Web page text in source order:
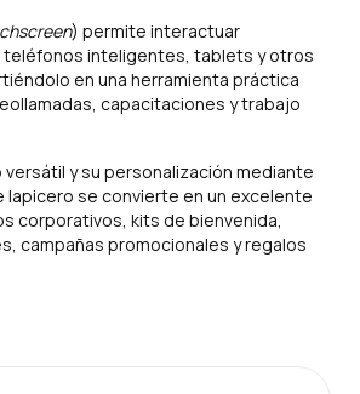
) permite interactuar
inteligentes, tablets y otros
en una herramienta práctica
capacitaciones y trabajo
versátil y su personalización mediante
lapicero se convierte en un excelente
corporativos, kits de bienvenida,
campañas promocionales y regalos